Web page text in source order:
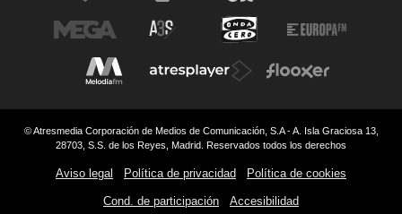
© Atresmedia Corporación de Medios de Comunicación, S.A - A. Isla Graciosa 13,
28703, S.S. de los Reyes, Madrid. Reservados todos los derechos
Aviso legal Política de privacidad Política de cookies
Cond. de participación Accesibilidad